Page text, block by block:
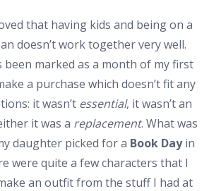
that having kids and being on a
doesn’t work together very well.
been marked as a month of my first
a purchase which doesn’t fit any
it wasn’t essential, it wasn’t an
it was a replacement. What was
daughter picked for a Book Dayin
were quite a few characters that I
an outfit from the stuff I had at